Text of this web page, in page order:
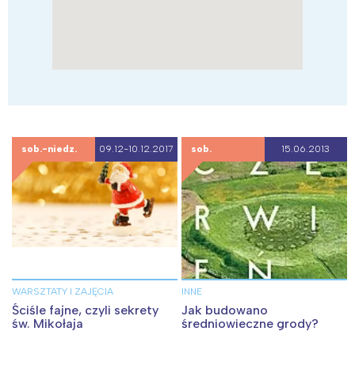
sob.-niedz. 09.12-10.12.2017
WARSZTATY I ZAJĘCIA
Ściśle fajne, czyli sekrety
św. Mikołaja
sob. 15.06.2013
INNE
Jak budowano
średniowieczne grody?